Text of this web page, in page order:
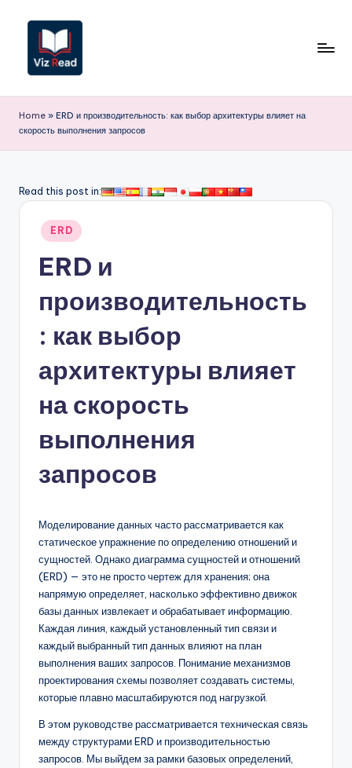
Перейти
содержимому
iz
R
a
w
&
Home » ERD и производительность: как выбор архитектуры влияет на
скорость выполнения запросов
Read this post in:
Опубликовано
ERD
ERD и
производительность
: как выбор
архитектуры влияет
на скорость
выполнения
запросов
Моделирование данных часто рассматривается как
статическое упражнение по определению отношений и
сущностей. Однако диаграмма сущностей и отношений
(ERD) — это не просто чертеж для хранения; она
напрямую определяет, насколько эффективно движок
базы данных извлекает и обрабатывает информацию.
Каждая линия, каждый установленный тип связи и
каждый выбранный тип данных влияют на план
выполнения ваших запросов. Понимание механизмов
проектирования схемы позволяет создавать системы,
которые плавно масштабируются под нагрузкой.
В этом руководстве рассматривается техническая связь
между структурами ERD и производительностью
запросов. Мы выйдем за рамки базовых определений,